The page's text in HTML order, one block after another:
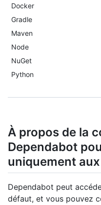
Docker
Gradle
Maven
Node
NuGet
Python
À propos de la
Dependabot
uniquement
Dependabot peut
défaut, et vous pouvez